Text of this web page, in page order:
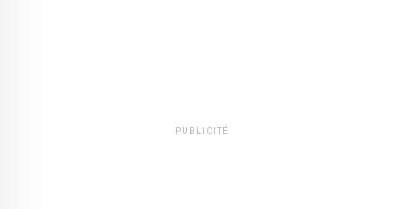
PUBLICITÉ